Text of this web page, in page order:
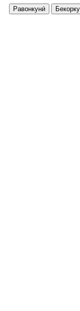
Равонкунӣ